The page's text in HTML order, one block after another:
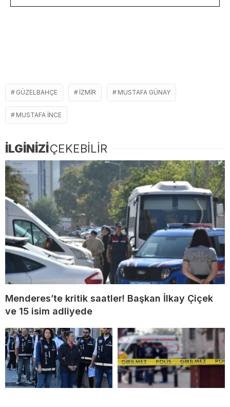
GÜZELBAHÇE IZMIR MUSTAFA GÜNAY
MUSTAFA INCE
İLGİNİZİÇEKEBİLİR
Menderes’te kritik saatler! Başkan İlkay Çiçek
ve 15 isim adliyede